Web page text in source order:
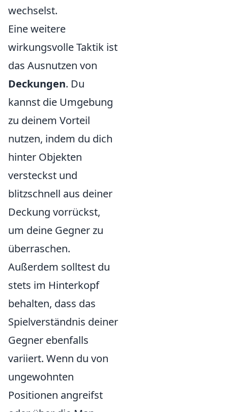
wechselst.
Eine weitere
wirkungsvolle Taktik ist
das Ausnutzen von
Deckungen. Du
kannst die Umgebung
zu deinem Vorteil
nutzen, indem du dich
hinter Objekten
versteckst und
blitzschnell aus deiner
Deckung vorrückst,
um deine Gegner zu
überraschen.
Außerdem solltest du
stets im Hinterkopf
behalten, dass das
Spielverständnis deiner
Gegner ebenfalls
variiert. Wenn du von
ungewohnten
Positionen angreifst